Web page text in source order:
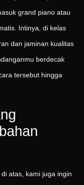
grand piano atau
Intinya, di kelas
dan jaminan kualitas
berdecak
tersebut hingga
atas, kami juga ingin